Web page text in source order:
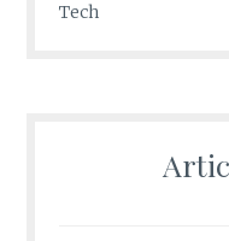
Tech